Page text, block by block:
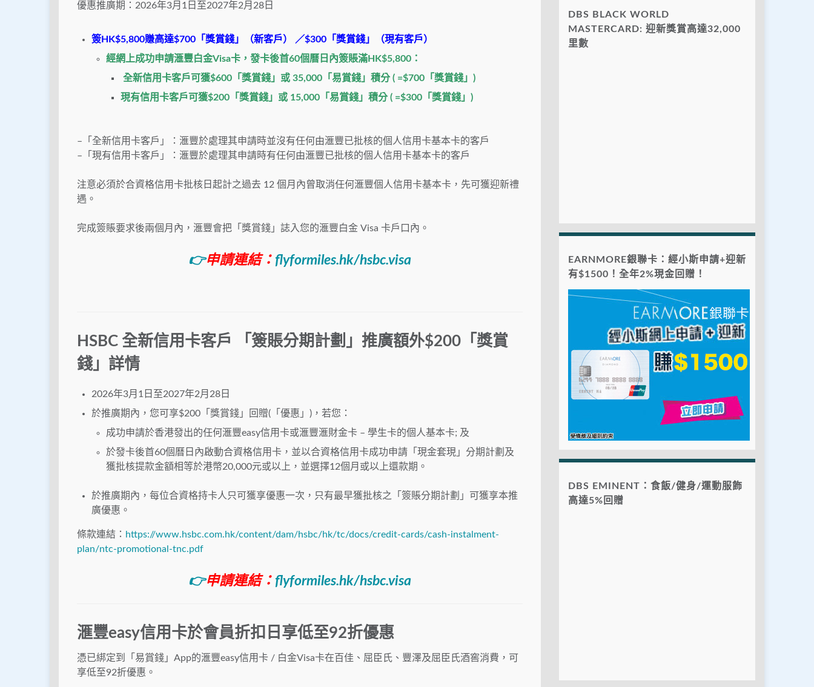
優惠推廣期：2026年3月1日至2027年2月28日
簽HK$5,800賺高達$700「獎賞錢」（新客戶） ／$300「獎賞錢」（現有客戶）
經網上成功申請滙豐白金Visa卡， 發卡後首60個曆日內簽賬滿HK$5,800 ：
全新信用卡客戶可獲$600 「獎賞錢」或 35,000「易賞錢」積分 ( =$700「獎賞錢」)
現有信用卡客戶可獲$200 「獎賞錢」或 15,000「易賞錢」積分 ( =$300「獎賞錢」)
– 「全新信用卡客戶」：滙豐於處理其申請時並沒有任何由滙豐已批核的個人信用卡基本卡的客戶
– 「現有信用卡客戶」：滙豐於處理其申請時有任何由滙豐已批核的個人信用卡基本卡的客戶
注意必須於合資格信用卡批核日起計之過去 12 個月內曾取消任何滙豐個人信用卡基本卡，先可獲迎新禮
遇。
完成簽賬要求後兩個月內， 滙豐會把「獎賞錢」誌入您的滙豐白金 Visa 卡戶口內。
👉申請連結： flyformiles.hk/hsbc.visa
HSBC 全新信用卡客戶 「簽賬分期計劃」 推廣額外$200 「 獎賞
錢」 詳情
2026年3月1日至2027年2月28日
於推廣期內，您可享$200「獎賞錢」回贈(「優惠」)，若您：
成功申請於香港發出的任何滙豐easy信用卡或滙豐滙財金卡 – 學生卡的個人基本卡; 及
於發卡後首60個曆日內啟動合資格信用卡，並以合資格信用卡成功申請「現金套現」分期計劃及
獲批核提款金額相等於港幣20,000元或以上，並選擇12個月或以上還款期。
於推廣期內，每位合資格持卡人只可獲享優惠一次，只有最早獲批核之「簽賬分期計劃」可獲享本推
廣優惠。
條款連結： https://www.hsbc.com.hk/content/dam/hsbc/hk/tc/docs/credit-cards/cash-instalment-
plan/ntc-promotional-tnc.pdf
👉申請連結： flyformiles.hk/hsbc.visa
滙豐easy信用卡於會員折扣日享低至92折優惠
憑已綁定到「易賞錢」App的滙豐easy信用卡 / 白金Visa卡在百佳、屈臣氏、豐澤及屈臣氏酒窖消費，可
享低至92折優惠。
DBS BLACK WORLD
MASTERCARD: 迎新獎賞高達32,000
里數
EARNMORE銀聯卡：經小斯申請+迎新
有$1500！全年2%現金回贈！
DBS EMINENT：食飯/健身/運動服飾
高達5%回贈